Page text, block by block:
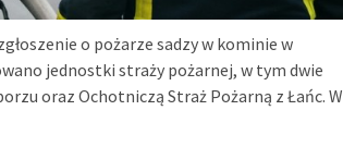
o pożarze sadzy w kominie w
jednostki straży pożarnej, w tym dwie
oraz Ochotniczą Straż Pożarną z Łańc. W